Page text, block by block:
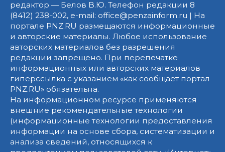
редактор — Белов В.Ю. Телефон редакции 8
(8412) 238-002, e-mail: office@penzainform.ru | На
портале PNZ.RU размещаются информационные
и авторские материалы. Любое использование
авторских материалов без разрешения
редакции запрещено. При перепечатке
информационных или авторских материалов
гиперссылка с указанием «как сообщает портал
PNZ.RU» обязательна.
На информационном ресурсе применяются
внешние рекомендательные технологии
(информационные технологии предоставления
информации на основе сбора, систематизации и
анализа сведений, относящихся к